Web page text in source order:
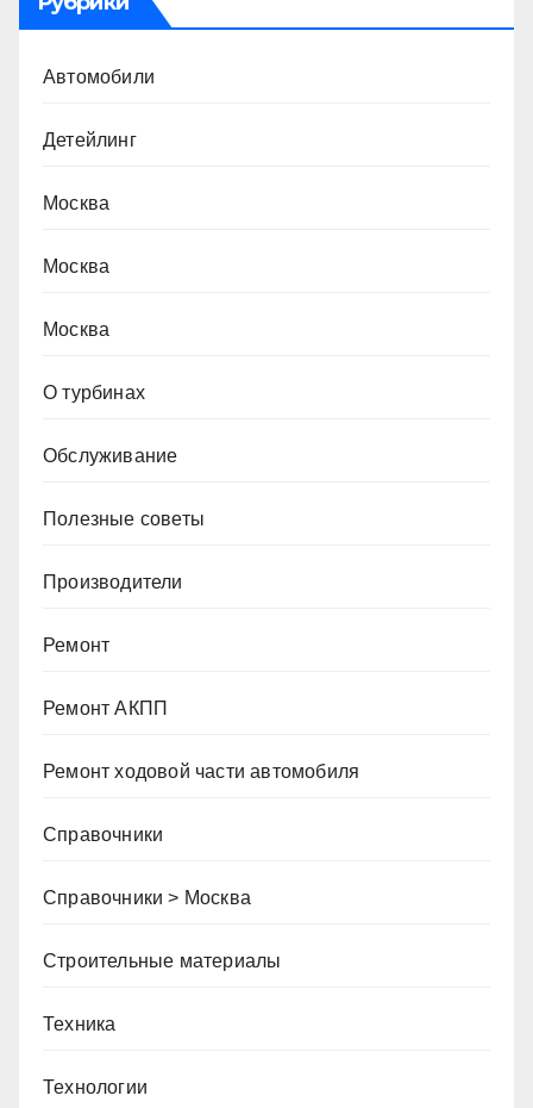
Автомобили
Детейлинг
Москва
Москва
Москва
О турбинах
Обслуживание
Полезные советы
Производители
Ремонт
Ремонт АКПП
Ремонт ходовой части автомобиля
Справочники
Справочники > Москва
Строительные материалы
Техника
Технологии